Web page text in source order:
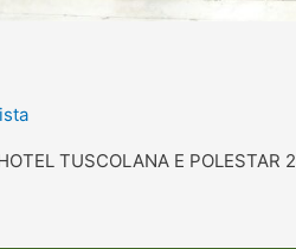
TUSCOLANA E POLESTAR 2